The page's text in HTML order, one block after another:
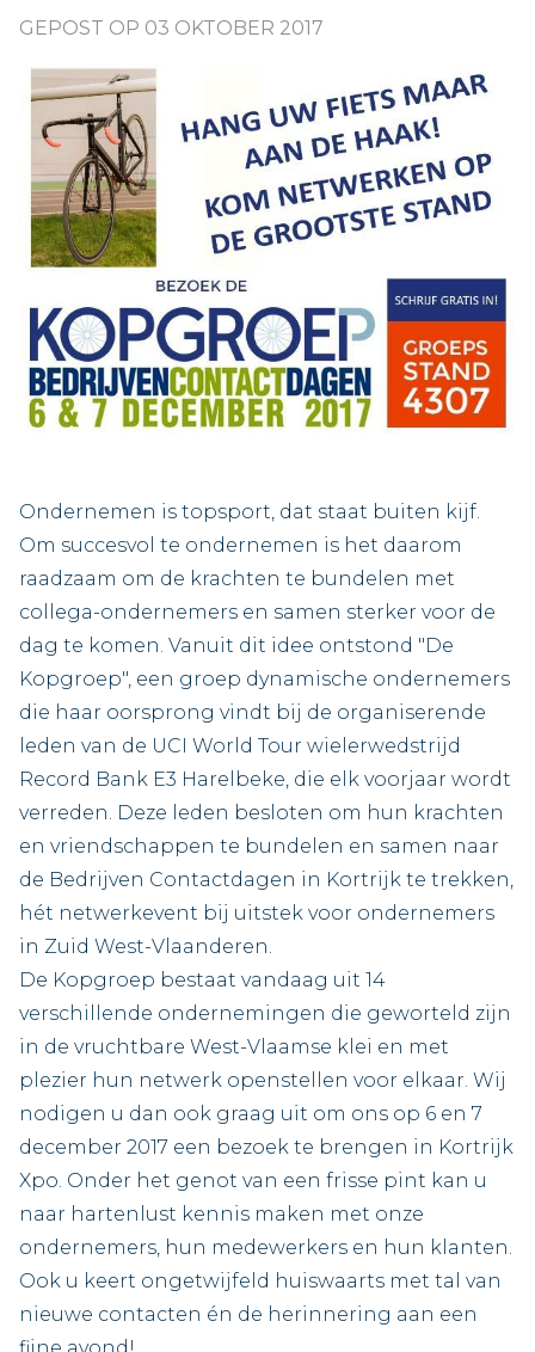
GEPOST OP 03 OKTOBER 2017
Ondernemen is topsport, dat staat buiten kijf.
Om succesvol te ondernemen is het daarom
raadzaam om de krachten te bundelen met
collega-ondernemers en samen sterker voor de
dag te komen. Vanuit dit idee ontstond "De
Kopgroep", een groep dynamische ondernemers
die haar oorsprong vindt bij de organiserende
leden van de UCI World Tour wielerwedstrijd
Record Bank E3 Harelbeke, die elk voorjaar wordt
verreden. Deze leden besloten om hun krachten
en vriendschappen te bundelen en samen naar
de Bedrijven Contactdagen in Kortrijk te trekken,
hét netwerkevent bij uitstek voor ondernemers
in Zuid West-Vlaanderen.
De Kopgroep bestaat vandaag uit 14
verschillende ondernemingen die geworteld zijn
in de vruchtbare West-Vlaamse klei en met
plezier hun netwerk openstellen voor elkaar. Wij
nodigen u dan ook graag uit om ons op 6 en 7
december 2017 een bezoek te brengen in Kortrijk
Xpo. Onder het genot van een frisse pint kan u
naar hartenlust kennis maken met onze
ondernemers, hun medewerkers en hun klanten.
Ook u keert ongetwijfeld huiswaarts met tal van
nieuwe contacten én de herinnering aan een
fijne avond!